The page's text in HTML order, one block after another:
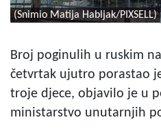
(Snimio Matija Habljak/PIXSELL)
Broj poginulih u ruskim
četvrtak ujutro porastao
troje djece, objavilo je u
ministarstvo unutarnjih